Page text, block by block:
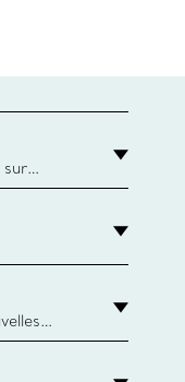
sur
Web
célèbre
et de